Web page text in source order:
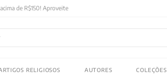
GRATISem compras acima de R$150! Aproveite
RELIGIOSOS AUTORES COLEÇÕES